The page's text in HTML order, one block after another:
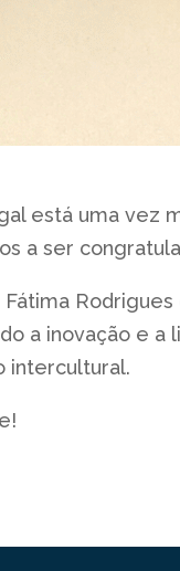
está uma vez
a ser
Fátima
a inovação e
intercultural.